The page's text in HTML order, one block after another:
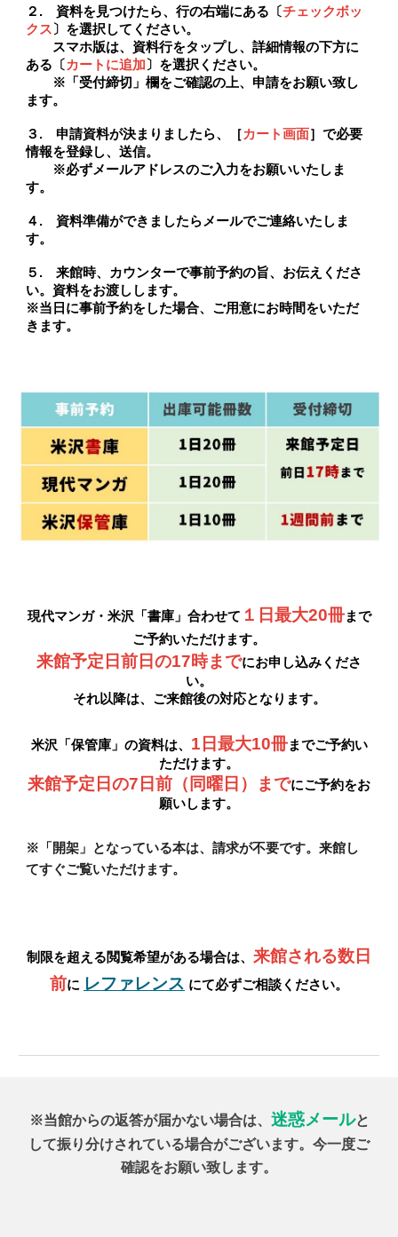
２. 資料を見つけたら、行の右端にある〔チェックボッ
クス 〕を選択してください。
スマホ版は、資料行をタップし、詳細情報の下方に
ある〔 カートに追加 〕を選択ください。
※「受付締切」欄をご確認の上、申請をお願い致し
ます。
３. 申請資料が決まりましたら、［カート画面］で必要
情報を登録し、送信。
※必ずメールアドレスのご入力をお願いいたしま
す。
４. 資料準備ができましたらメールでご連絡いたしま
す。
５. 来館時、カウンターで事前予約の旨、お伝えくださ
い。資料をお渡しします。
※当日に事前予約をした場合、 ご用意にお時間をいただ
きます。
現代マンガ・ 米沢「 書庫」 合わせて １ 日最大20冊まで
ご予約いただけます。
来館予定日前日の17時までにお申し込みくださ
い。
それ以降は、ご来館後の対応となります。
米沢「保管庫」の資料は、 1日最大10冊までご予約い
ただけます。
来館予定日の7日前（同曜日）までにご予約をお
願いします。
※「開架」となっている本は、請求が不要です。来館し
てすぐご覧いただけます。
制限を超える閲覧希望がある場合は、 来館される数日
前に レファレンス にて必ずご相談 ください。
※当館からの返答が届かない場合は、 迷惑メールと
して振り分けされている場合がございます。今一度ご
確認をお願い致します。